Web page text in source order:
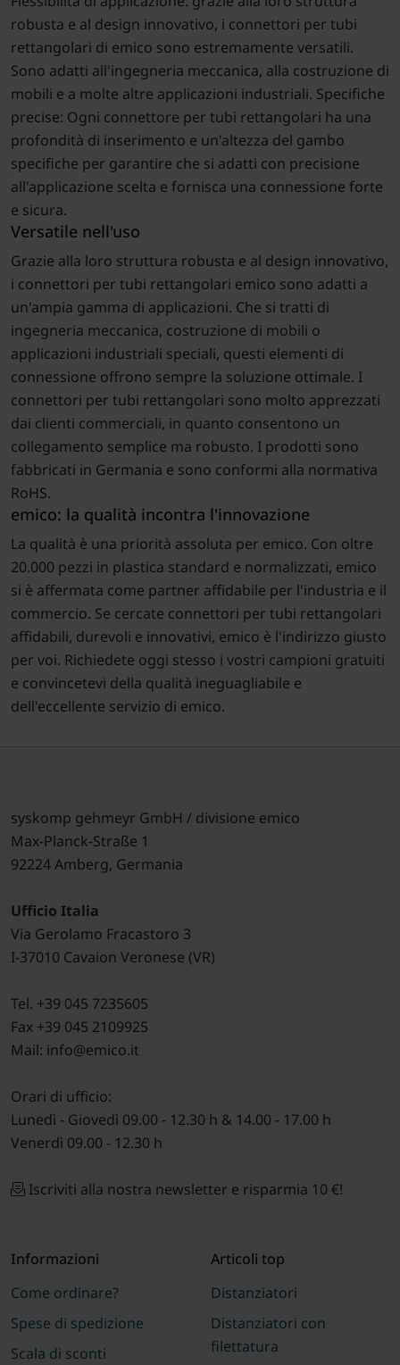
robusta e al design innovativo, i connettori per tubi
rettangolari di emico sono estremamente versatili.
Sono adatti all'ingegneria meccanica, alla costruzione di
mobili e a molte altre applicazioni industriali. Specifiche
precise: Ogni connettore per tubi rettangolari ha una
profondità di inserimento e un'altezza del gambo
specifiche per garantire che si adatti con precisione
all'applicazione scelta e fornisca una connessione forte
e sicura.
Versatile nell'uso
Grazie alla loro struttura robusta e al design innovativo,
i connettori per tubi rettangolari emico sono adatti a
un'ampia gamma di applicazioni. Che si tratti di
ingegneria meccanica, costruzione di mobili o
applicazioni industriali speciali, questi elementi di
connessione offrono sempre la soluzione ottimale. I
connettori per tubi rettangolari sono molto apprezzati
dai clienti commerciali, in quanto consentono un
collegamento semplice ma robusto. I prodotti sono
fabbricati in Germania e sono conformi alla normativa
RoHS.
emico: la qualità incontra l'innovazione
La qualità è una priorità assoluta per emico. Con oltre
20.000 pezzi in plastica standard e normalizzati, emico
si è affermata come partner affidabile per l'industria e il
commercio. Se cercate connettori per tubi rettangolari
affidabili, durevoli e innovativi, emico è l'indirizzo giusto
per voi. Richiedete oggi stesso i vostri campioni gratuiti
e convincetevi della qualità ineguagliabile e
dell'eccellente servizio di emico.
syskomp gehmeyr GmbH / divisione emico
Max-Planck-Straße 1
92224 Amberg, Germania
Ufficio Italia
Via Gerolamo Fracastoro 3
I-37010 Cavaion Veronese (VR)
Tel. +39 045 7235605
Fax +39 045 2109925
Mail: info@emico.it
Orari di ufficio:
Lunedì - Giovedì 09.00 - 12.30 h & 14.00 - 17.00 h
Venerdì 09.00 - 12.30 h
Iscriviti alla nostra newsletter e risparmia 10 €!
Informazioni
Come ordinare?
Spese di spedizione
Scala di sconti
Articoli top
Distanziatori
Distanziatori con
filettatura